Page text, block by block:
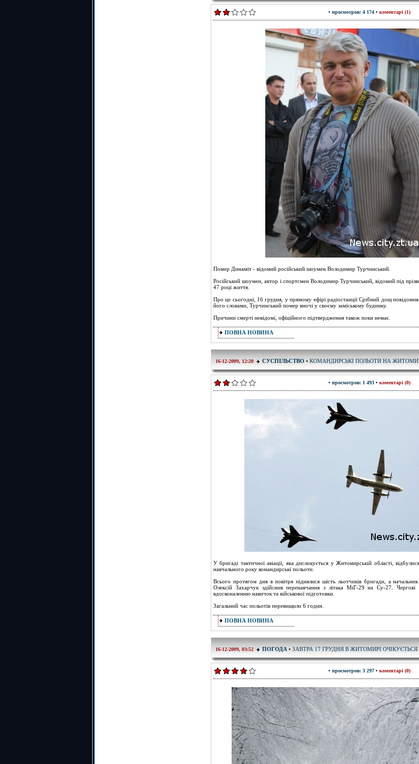
• просмотров: 4 174 • коментарі (1)
Помер Динаміт - відомий російський шоумен Володимир Турчинський.
Російський шоумен, актор і спортсмен Володимир Турчинський, відомий під
47 році життя.
Про це сьогодні, 16 грудня, у прямому ефірі радіостанції Срібний дощ
його словами, Турчинський помер вночі у своєму заміському будинку.
Причини смерті невідомі, офіційного підтвердження також поки немає.
ПОВНА НОВИНА
16-12-2009, 12:20 СУСПІЛЬСТВО • КОМАНДИРСЬКІ ПОЛЬОТИ НА
• просмотров: 1 493 • коментарі (0)
У бригаді тактичної авіації, яка дислокується у Житомирській області,
навчального року командирські польоти.
Всього протягом дня в повітря піднялися шість льотчиків бригади, а
Олексій Захарчук здійснив перенавчання з літака МіГ-29 на Су-27. Чергові
вдосконаленню навичок та військової підготовки.
Загальний час польотів перевищило 6 годин.
ПОВНА НОВИНА
16-12-2009, 03:52 ПОГОДА • ЗАВТРА 17 ГРУДНЯ В ЖИТОМИРІ ОЧІКУЄТЬСЯ
• просмотров: 3 297 • коментарі (0)